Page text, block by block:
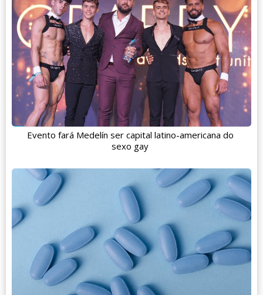
Evento fará Medelín ser capital latino-americana do
sexo gay